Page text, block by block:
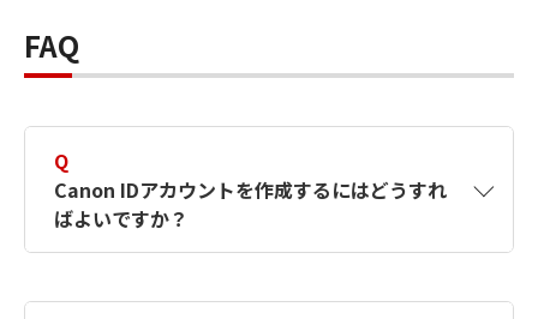
FAQ
Q
Canon IDアカウントを作成するにはどうすれ
ばよいですか？